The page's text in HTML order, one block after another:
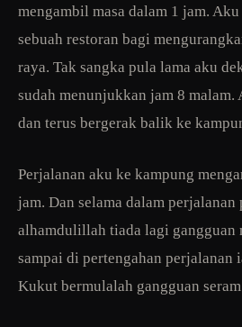
mengambil masa dalam 1 jam.
sebuah restoran bagi
raya. Tak sangka pula lama aku
sudah menunjukkan jam 8 malam.
dan terus bergerak balik ke
Perjalanan aku ke kampung
jam. Dan selama dalam perjalanan
alhamdulillah tiada lagi gangguan
sampai di pertengahan perjalanan
Kukut bermulalah gangguan